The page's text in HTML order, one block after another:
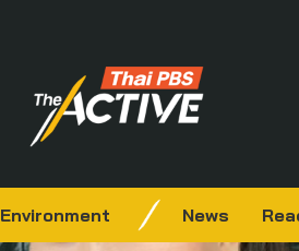
Environment News